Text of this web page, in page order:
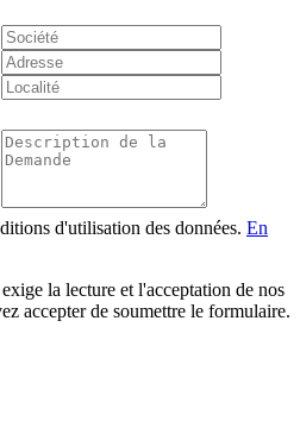
d'utilisation des données. En
la lecture et l'acceptation de nos
accepter de soumettre le formulaire.